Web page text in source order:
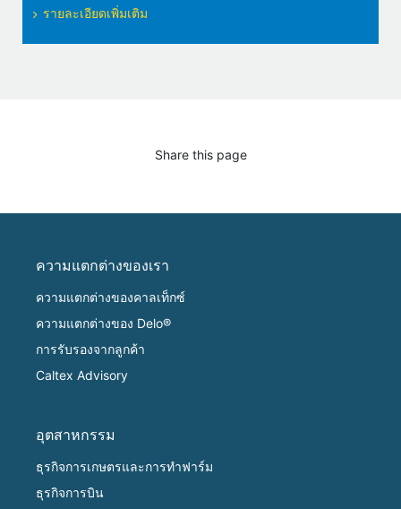
รายละเอียดเพิ่มเติม
Share this page
ความแตกต่างของเรา
ความแตกต่างของคาลเท็กซ์
ความแตกต่างของ Delo®
การรับรองจากลูกค้า
Caltex Advisory
อุตสาหกรรม
ธุรกิจการเกษตรและการทำฟาร์ม
ธุรกิจการบิน